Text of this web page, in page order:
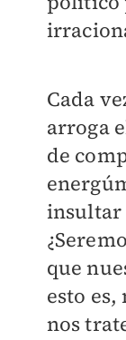
Cada
arroga
de
insultar
que
esto
nos